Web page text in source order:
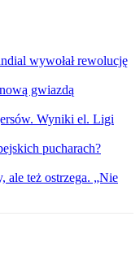
wywołał rewolucję
gwiazdą
Wyniki el. Ligi
pucharach?
ale też ostrzega. „Nie